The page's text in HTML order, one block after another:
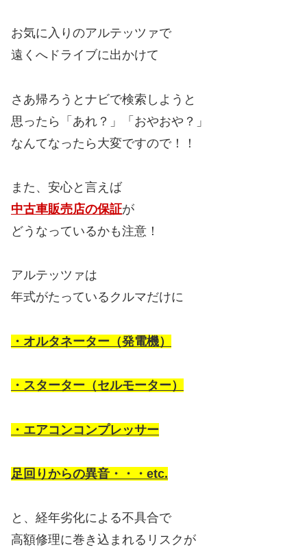
お気に入りのアルテッツァで
遠くへドライブに出かけて
さあ帰ろうとナビで検索しようと
思ったら「あれ？」「おやおや？」
なんてなったら大変ですので！！
また、安心と言えば
中古車販売店の保証が
どうなっているかも注意！
アルテッツァは
年式がたっているクルマだけに
・オルタネーター（発電機）
・スターター（セルモーター）
・エアコンコンプレッサー
足回りからの異音・・・etc.
と、経年劣化による不具合で
高額修理に巻き込まれるリスクが